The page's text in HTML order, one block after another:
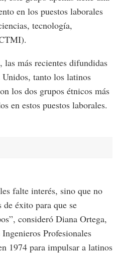
en los puestos laborales
tecnología,
las más recientes difundidas
tanto los latinos
los dos grupos étnicos más
en estos puestos laborales.
falte interés, sino que no
éxito para que se
consideró Diana Ortega,
Profesionales
1974 para impulsar a latinos